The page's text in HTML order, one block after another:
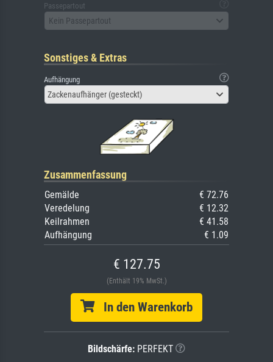
Passepartout
Kein Passepartout
Sonstiges & Extras
Aufhängung
Zackenaufhänger (gesteckt)
Zusammenfassung
Gemälde
€ 72.76
Veredelung
€ 12.32
Keilrahmen
€ 41.58
Aufhängung
€ 1.09
€ 127.75
(Enthält 19% MwSt.)
In den Warenkorb
Bildschärfe: PERFEKT